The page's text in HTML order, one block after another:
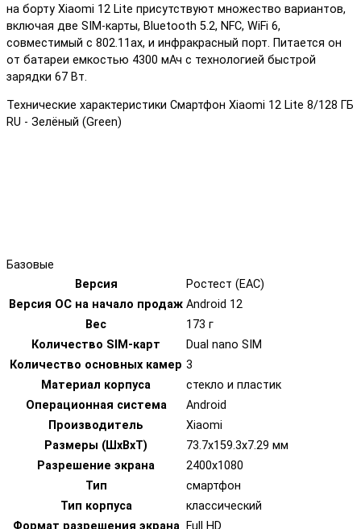
на борту Xiaomi 12 Lite присутствуют множество вариантов,
включая две SIM-карты, Bluetooth 5.2, NFC, WiFi 6,
совместимый с 802.11ax, и инфракрасный порт. Питается он
от батареи емкостью 4300 мАч с технологией быстрой
зарядки 67 Вт.
Технические характеристики Смартфон Xiaomi 12 Lite 8/128 ГБ
RU - Зелёный (Green)
Базовые
Версия
Ростест (EAC)
Версия ОС на начало продаж Android 12
Вес
173 г
Количество SIM-карт
Dual nano SIM
Количество основных камер 3
Материал корпуса
стекло и пластик
Операционная система
Android
Производитель
Xiaomi
Размеры (ШxВxТ)
73.7x159.3x7.29 мм
Разрешение экрана
2400x1080
Тип
смартфон
Тип корпуса
классический
Формат разрешения экрана
Full HD